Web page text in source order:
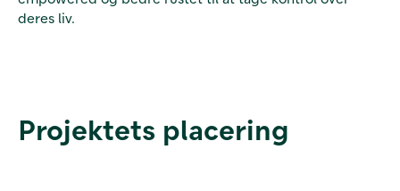
deres liv.
Projektets placering